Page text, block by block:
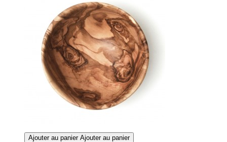
Ajouter au panier Ajouter au panier